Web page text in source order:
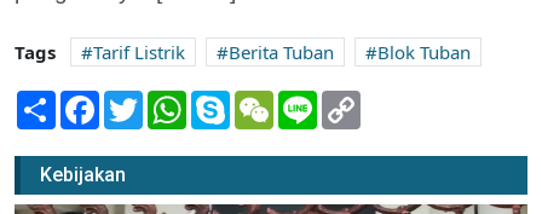
Tags Tarif Listrik Berita Tuban
Blok Tuban
Share Facebook
TwitterWhatsApp
SkypeWeChatLine
Kebijakan